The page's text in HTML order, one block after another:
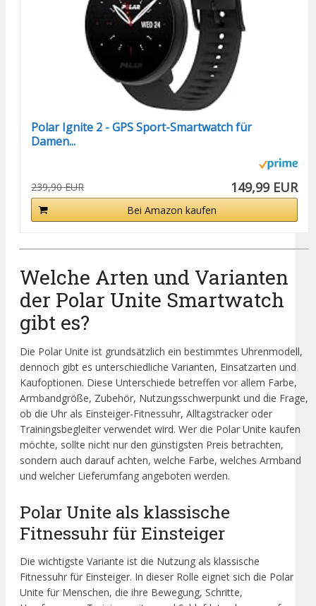
Polar Ignite 2 - GPS Sport-Smartwatch für
Damen...
239,90 EUR 149,99 EUR
Bei Amazon kaufen
Welche Arten und Varianten
der Polar Unite Smartwatch
gibt es?
Die Polar Unite ist grundsätzlich ein bestimmtes Uhrenmodell,
dennoch gibt es unterschiedliche Varianten, Einsatzarten und
Kaufoptionen. Diese Unterschiede betreffen vor allem Farbe,
Armbandgröße, Zubehör, Nutzungsschwerpunkt und die Frage,
ob die Uhr als Einsteiger-Fitnessuhr, Alltagstracker oder
Trainingsbegleiter verwendet wird. Wer die Polar Unite kaufen
möchte, sollte nicht nur den günstigsten Preis betrachten,
sondern auch darauf achten, welche Farbe, welches Armband
und welcher Lieferumfang angeboten werden.
Polar Unite als klassische
Fitnessuhr für Einsteiger
Die wichtigste Variante ist die Nutzung als klassische
Fitnessuhr für Einsteiger. In dieser Rolle eignet sich die Polar
Unite für Menschen, die ihre Bewegung, Schritte,